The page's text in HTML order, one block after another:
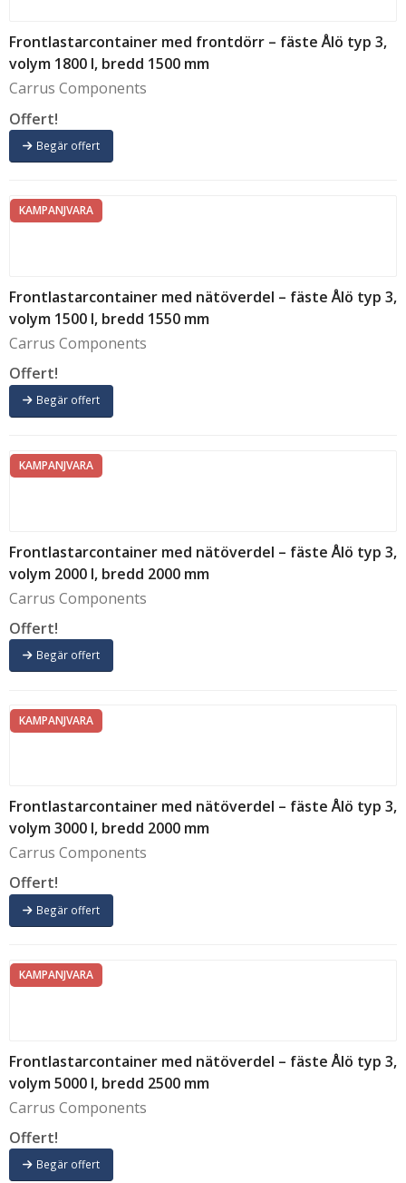
Frontlastarcontainer med frontdörr – fäste Ålö typ 3,
volym 1800 l, bredd 1500 mm
Carrus Components
Offert!
Begär offert
KAMPANJVARA
Frontlastarcontainer med nätöverdel – fäste Ålö typ 3,
volym 1500 l, bredd 1550 mm
Carrus Components
Offert!
Begär offert
KAMPANJVARA
Frontlastarcontainer med nätöverdel – fäste Ålö typ 3,
volym 2000 l, bredd 2000 mm
Carrus Components
Offert!
Begär offert
KAMPANJVARA
Frontlastarcontainer med nätöverdel – fäste Ålö typ 3,
volym 3000 l, bredd 2000 mm
Carrus Components
Offert!
Begär offert
KAMPANJVARA
Frontlastarcontainer med nätöverdel – fäste Ålö typ 3,
volym 5000 l, bredd 2500 mm
Carrus Components
Offert!
Begär offert